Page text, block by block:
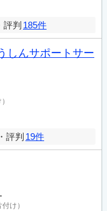
評判 185件
しんサポートサー
評判 19件
け）